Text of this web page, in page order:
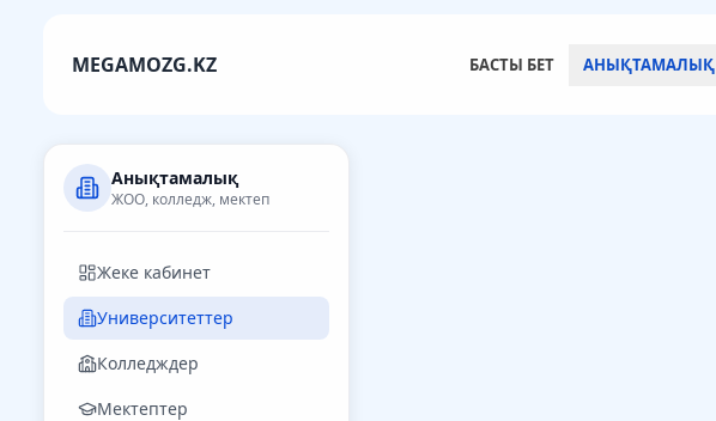
MEGAMOZG.KZ БАСТЫ БЕТ АНЫҚТАМАЛЫҚ
Анықтамалық
ЖОО, колледж, мектеп
Жеке кабинет
Университеттер
Колледждер
Мектептер